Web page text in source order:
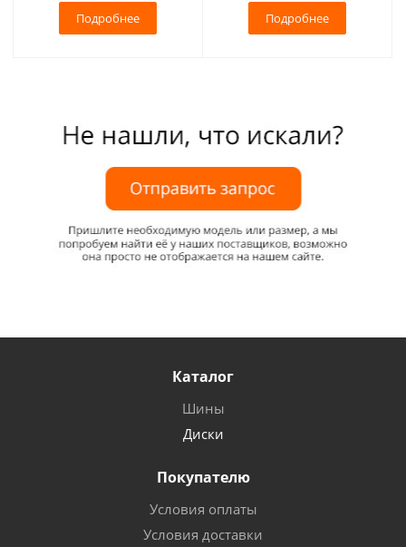
Подробнее Подробнее
Каталог
Шины
Диски
Покупателю
Условия оплаты
Условия доставки